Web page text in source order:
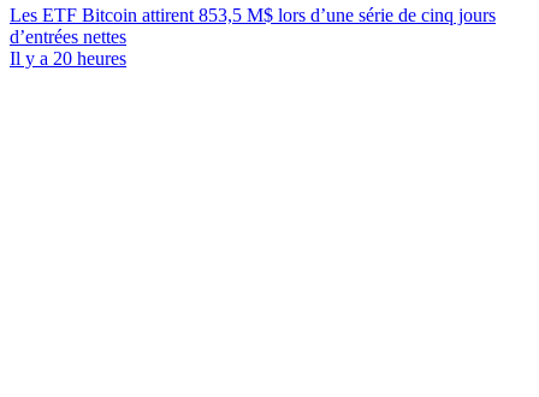
Les ETF Bitcoin attirent 853,5 M$ lors d’une série de cinq jours
d’entrées nettes
Il y a 20 heures